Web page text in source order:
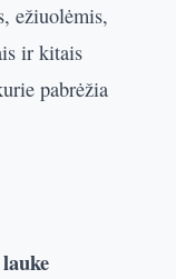
ežiuolėmis,
ir kitais
pabrėžia